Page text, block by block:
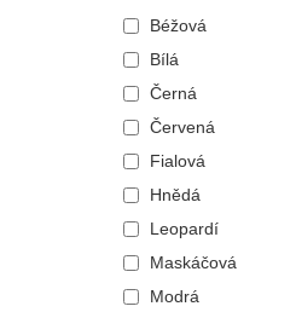
Béžová
Bílá
Černá
Červená
Fialová
Hnědá
Leopardí
Maskáčová
Modrá